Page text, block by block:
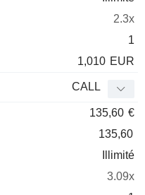
2.3x
1
1,010 EUR
CALL
135,60 €
135,60
Illimité
3.09x